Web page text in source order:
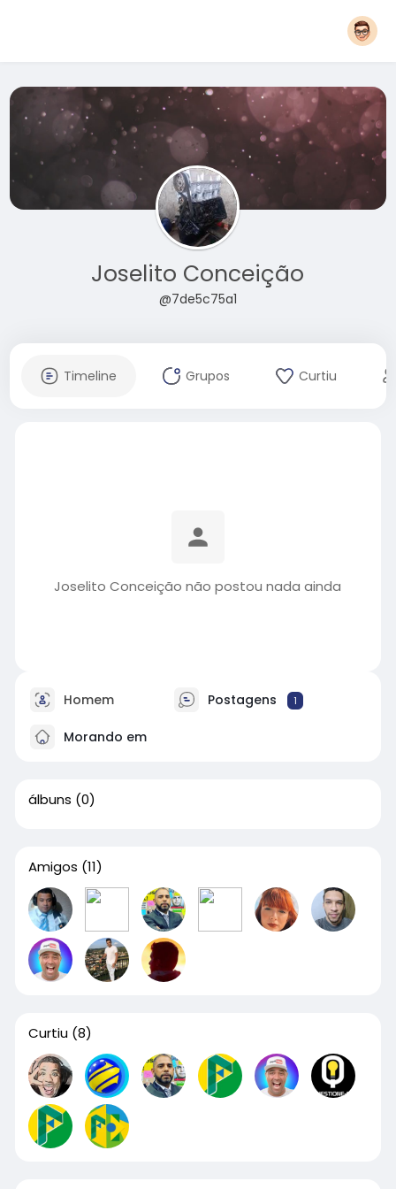
Joselito Conceição
@7de5c75a1
Timeline Grupos Curtiu
Joselito Conceição não postou nada ainda
Homem Postagens 1
Morando em
álbuns (0)
Amigos (11)
Curtiu (8)